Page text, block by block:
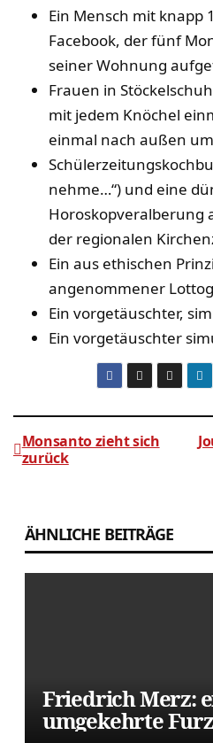
Ein Mensch mit knapp
Facebook, der fünf
seiner Wohnung
Frauen in
mit jedem Knöchel
einmal nach außen
nehme…“) und eine
Horoskopveralberung
der regionalen
Ein aus ethischen
angenommener
Ein vorgetäuschter,
Ein vorgetäuschter
Monsanto zieht sich
zurück
ÄHNLICHE BEITRÄGE
Friedrich Merz:
umgekehrte